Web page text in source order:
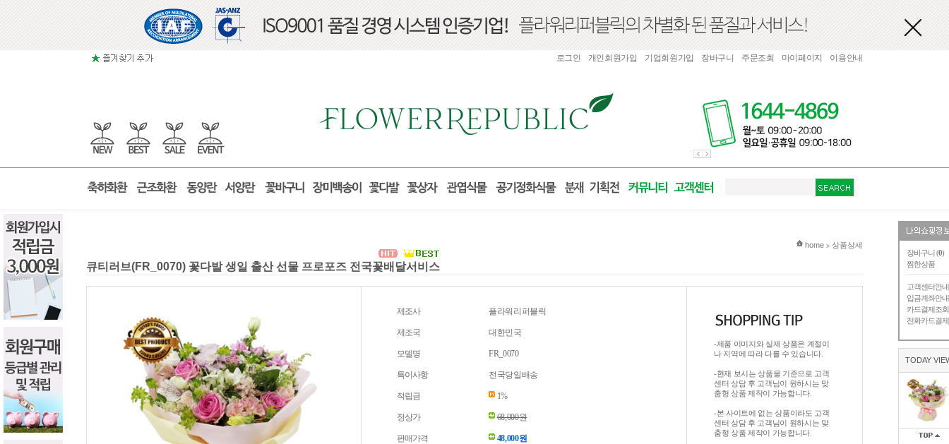
장바구니 (0)
찜한상품
고객센터안내
입금계좌안내
카드결제조회
전화카드결제
TODAY
로그인 개인회원가입 기업회원가입 장바구니 주문조회 마이페이지 이용안내
현재 위치
home > 상품상세
큐티러브(FR_0070) 꽃다발 생일 출산 선물 프로포즈 전국꽃배달서비스
제조사 플라워리퍼블릭
제조국 대한민국
모델명 FR_0070
특이사항 전국당일배송
적립금 1%
정상가 68,000원
판매가격 48,000원
-제품 이미지와 실제 상품은 계절이
나 지역에 따라 다를 수 있습니다.
-현재 보시는 상품을 기준으로 고객
센터 상담 후 고객님이 원하시는 맞
춤형 상품 제작이 가능합니다.
-본 사이트에 없는 상품이라도 고객
센터 상담 후 고객님이 원하시는 맞
춤형 상품 제작이 가능합니다.